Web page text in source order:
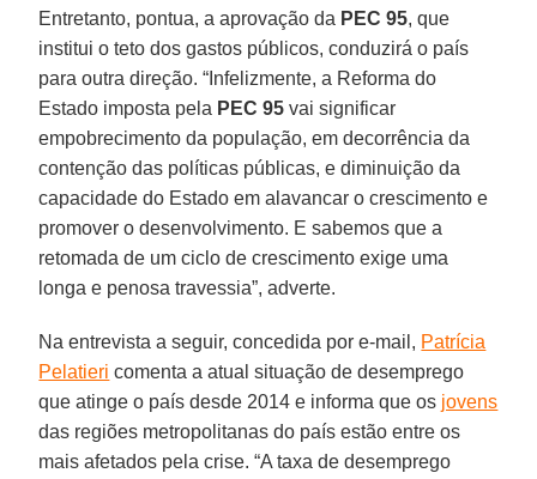
Entretanto, pontua, a aprovação da PEC 95, que
institui o teto dos gastos públicos, conduzirá o país
para outra direção. “Infelizmente, a Reforma do
Estado imposta pela PEC 95 vai significar
empobrecimento da população, em decorrência da
contenção das políticas públicas, e diminuição da
capacidade do Estado em alavancar o crescimento e
promover o desenvolvimento. E sabemos que a
retomada de um ciclo de crescimento exige uma
longa e penosa travessia”, adverte.
Na entrevista a seguir, concedida por e-mail, Patrícia
Pelatieri comenta a atual situação de desemprego
que atinge o país desde 2014 e informa que os jovens
das regiões metropolitanas do país estão entre os
mais afetados pela crise. “A taxa de desemprego